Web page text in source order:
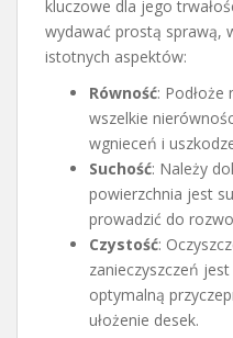
kluczowe dla jego
wydawać prostą sprawą,
istotnych aspektów:
Równość: Podłoże
wszelkie
wgnieceń i
Suchość: Należy
powierzchnia jest
prowadzić do
Czystość:
zanieczyszczeń
optymalną
ułożenie desek.